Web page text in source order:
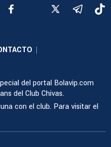
|
del portal Bolavip.com
del Club Chivas.
con el club. Para visitar el